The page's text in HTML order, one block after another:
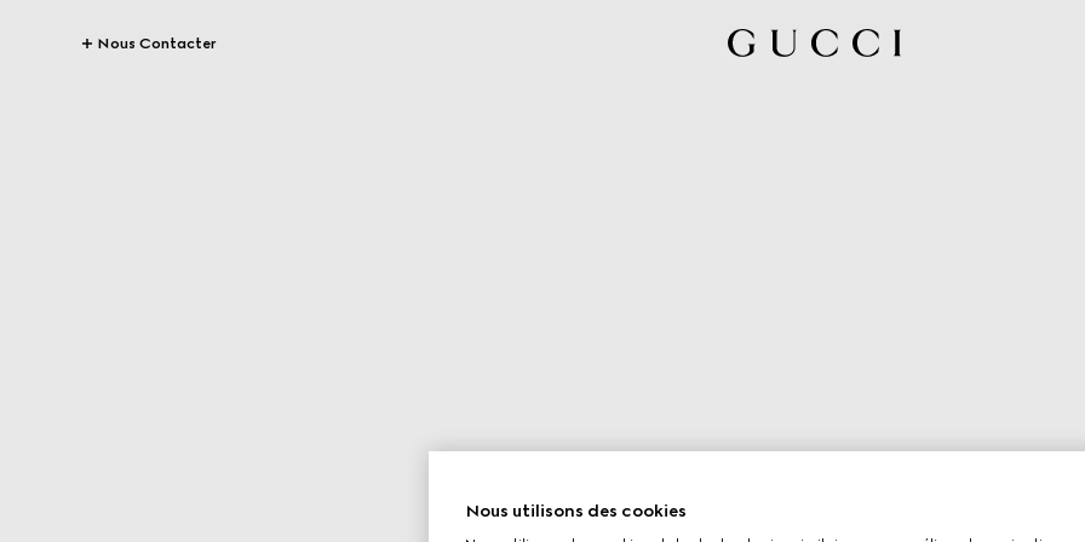
Nous Contacter
Nous utilisons des cookies